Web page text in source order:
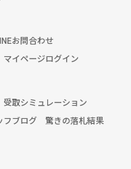
お問合わせ
マイページログイン
受取シミュレーション
フブログ
驚きの落札結果